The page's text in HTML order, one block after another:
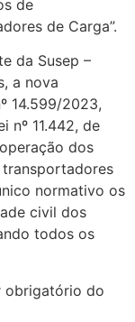
de
de Carga”.
da Susep –
a nova
14.599/2023,
nº 11.442, de
dos
normativo os
civil dos
todos os
obrigatório do